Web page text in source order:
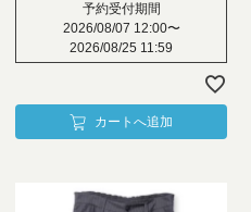
予約受付期間
2026/08/07 12:00〜
2026/08/25 11:59
カートへ追加